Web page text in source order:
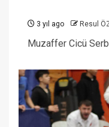
3 yıl ago Resul
Muzaffer Cicü